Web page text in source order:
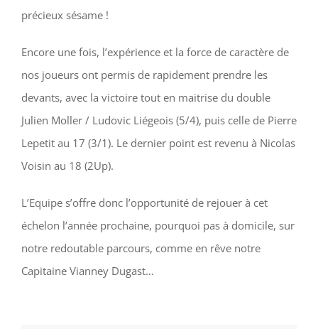
précieux sésame !
Encore une fois, l’expérience et la force de caractère de
nos joueurs ont permis de rapidement prendre les
devants, avec la victoire tout en maitrise du double
Julien Moller / Ludovic Liégeois (5/4), puis celle de Pierre
Lepetit au 17 (3/1). Le dernier point est revenu à Nicolas
Voisin au 18 (2Up).
L’Equipe s’offre donc l’opportunité de rejouer à cet
échelon l’année prochaine, pourquoi pas à domicile, sur
notre redoutable parcours, comme en rêve notre
Capitaine Vianney Dugast…